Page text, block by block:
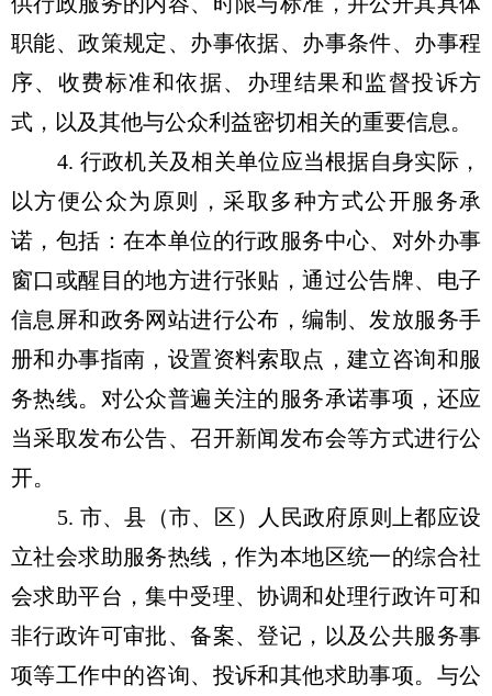
职能、政策规定、办事依据、办事条件、办事程
序、收费标准和依据、办理结果和监督投诉方
式，以及其他与公众利益密切相关的重要信息。
4. 行政机关及相关单位应当根据自身实际，
以方便公众为原则，采取多种方式公开服务承
诺，包括：在本单位的行政服务中心、对外办事
窗口或醒目的地方进行张贴，通过公告牌、电子
信息屏和政务网站进行公布，编制、发放服务手
册和办事指南，设置资料索取点，建立咨询和服
务热线。对公众普遍关注的服务承诺事项，还应
当采取发布公告、召开新闻发布会等方式进行公
开。
5. 市、县（市、区）人民政府原则上都应设
立社会求助服务热线，作为本地区统一的综合社
会求助平台，集中受理、协调和处理行政许可和
非行政许可审批、备案、登记，以及公共服务事
项等工作中的咨询、投诉和其他求助事项。与公